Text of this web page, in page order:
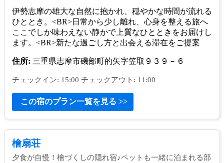
伊勢志摩の雄大な自然に抱かれ、穏やかな時間が流れる
ひととき。<BR>日常から少し離れ、心身を整える旅へ
ここでしか味わえない静かで上質なひとときをお届けし
ます。<BR>新たな過ごし方と出会える滞在をご提案
住所: 三重県志摩市磯部町的矢字笠取９３９－６
チェックイン: 15:00 チェックアウト: 11:00
この宿のプラン一覧を見る >>
檜扇荘
夕食が自慢！檜づくしの隠れ宿♪ペットも一緒に泊まれる部